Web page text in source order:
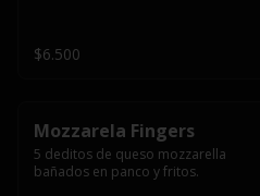
$6.500
Mozzarela Fingers
5 deditos de queso mozzarella
bañados en panco y fritos.